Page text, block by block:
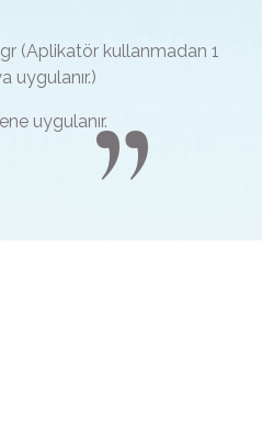
(Aplikatör kullanmadan 1
uygulanır.)
uygulanır.